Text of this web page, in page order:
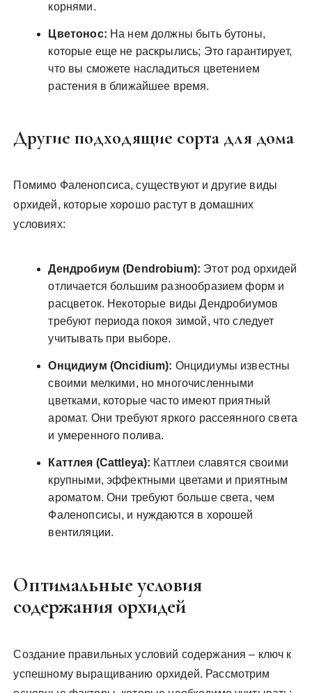
корнями.
Цветонос: На нем должны быть бутоны,
которые еще не раскрылись; Это гарантирует,
что вы сможете насладиться цветением
растения в ближайшее время.
Другие подходящие сорта для дома
Помимо Фаленопсиса, существуют и другие виды
орхидей, которые хорошо растут в домашних
условиях:
Дендробиум (Dendrobium): Этот род орхидей
отличается большим разнообразием форм и
расцветок. Некоторые виды Дендробиумов
требуют периода покоя зимой, что следует
учитывать при выборе.
Онцидиум (Oncidium): Онцидиумы известны
своими мелкими, но многочисленными
цветками, которые часто имеют приятный
аромат. Они требуют яркого рассеянного света
и умеренного полива.
Каттлея (Cattleya): Каттлеи славятся своими
крупными, эффектными цветами и приятным
ароматом. Они требуют больше света, чем
Фаленопсисы, и нуждаются в хорошей
вентиляции.
Оптимальные условия
содержания орхидей
Создание правильных условий содержания – ключ к
успешному выращиванию орхидей. Рассмотрим